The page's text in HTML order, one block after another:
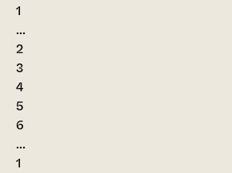
1
...
2
3
4
5
6
...
1